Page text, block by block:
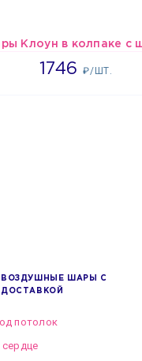
1746₽/ШТ.
1746
ВОЗДУШНЫЕ ШАРЫ С
ДОСТАВКОЙ
потолок